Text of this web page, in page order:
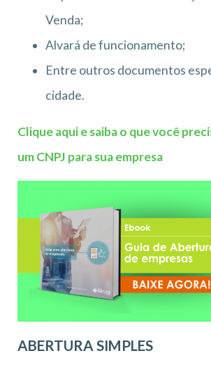
Venda;
Alvará de funcionamento;
Entre outros documentos
cidade.
Clique aqui e saiba o que você
um CNPJ para sua empresa
ABERTURA SIMPLES